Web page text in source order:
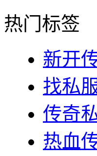
热门标签
新开
找私
传奇
热血